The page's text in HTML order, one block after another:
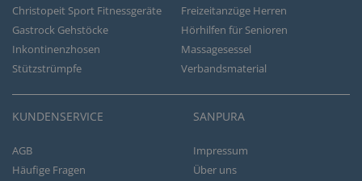
Christopeit Sport Fitnessgeräte
Freizeitanzüge Herren
Gastrock Gehstöcke
Hörhilfen für Senioren
Inkontinenzhosen
Massagesessel
Stützstrümpfe
Verbandsmaterial
KUNDENSERVICE
AGB
Häufige Fragen
SANPURA
Impressum
Über uns